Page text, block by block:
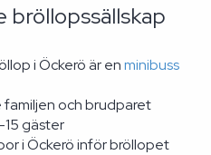
bröllopssällskap
i Öckerö är enminibuss
familjen och brudparet
gäster
i Öckerö inför bröllopet